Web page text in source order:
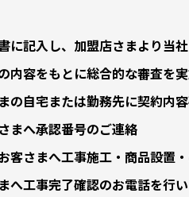
に記入し、加盟店さまより当
内容をもとに総合的な審査を
の自宅または勤務先に契約内
まへ承認番号のご連絡
客さまへ工事施工・商品設置
へ工事完了確認のお電話を行